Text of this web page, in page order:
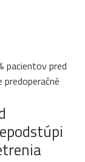
pacientov pred